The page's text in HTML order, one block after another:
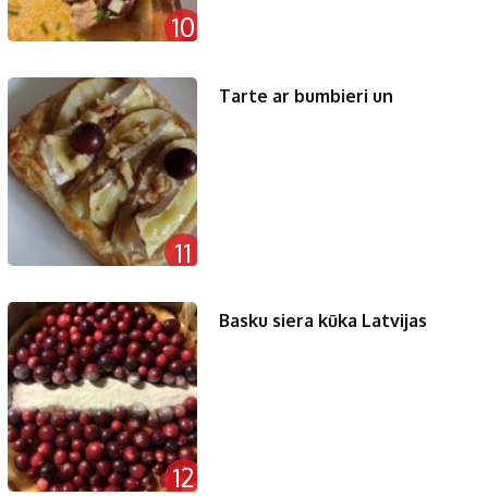
10
11
Tarte ar bumbieri un
12
Basku siera kūka Latvijas